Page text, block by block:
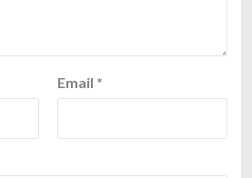
Email *